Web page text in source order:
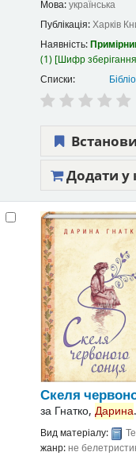
Мова:українська
Публікація:Харків
Наявність:
(1) Шифр
Списки:
Додати у
Скеля
за Гнатко, Дарина.
Вид матеріалу:
жанр:не